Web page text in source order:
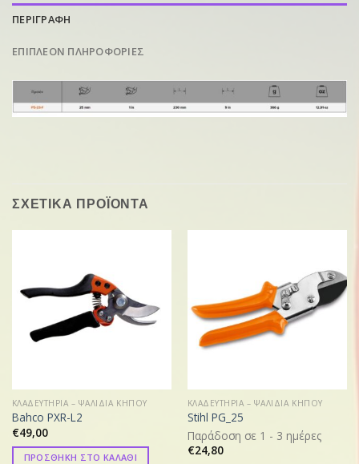
ΠΕΡΙΓΡΑΦΗ
ΕΠΙΠΛΕΟΝ ΠΛΗΡΟΦΟΡΙΕΣ
ΣΧΕΤΙΚΑ ΠΡΟΪΟΝΤΑ
ΚΛΑΔΕΥΤΗΡΙΑ – ΨΑΛΙΔΙΑ ΚΗΠΟΥ
Bahco PXR-L2
€49,00
ΠΡΟΣΘΗΚΗ ΣΤΟ ΚΑΛΑΘΙ
ΚΛΑΔΕΥΤΗΡΙΑ – ΨΑΛΙΔΙΑ ΚΗΠΟΥ
Stihl PG_25
Παράδοση σε 1 - 3 ημέρες
€24,80